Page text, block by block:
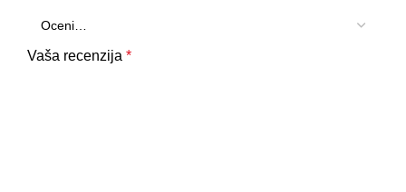
Vaša recenzija *